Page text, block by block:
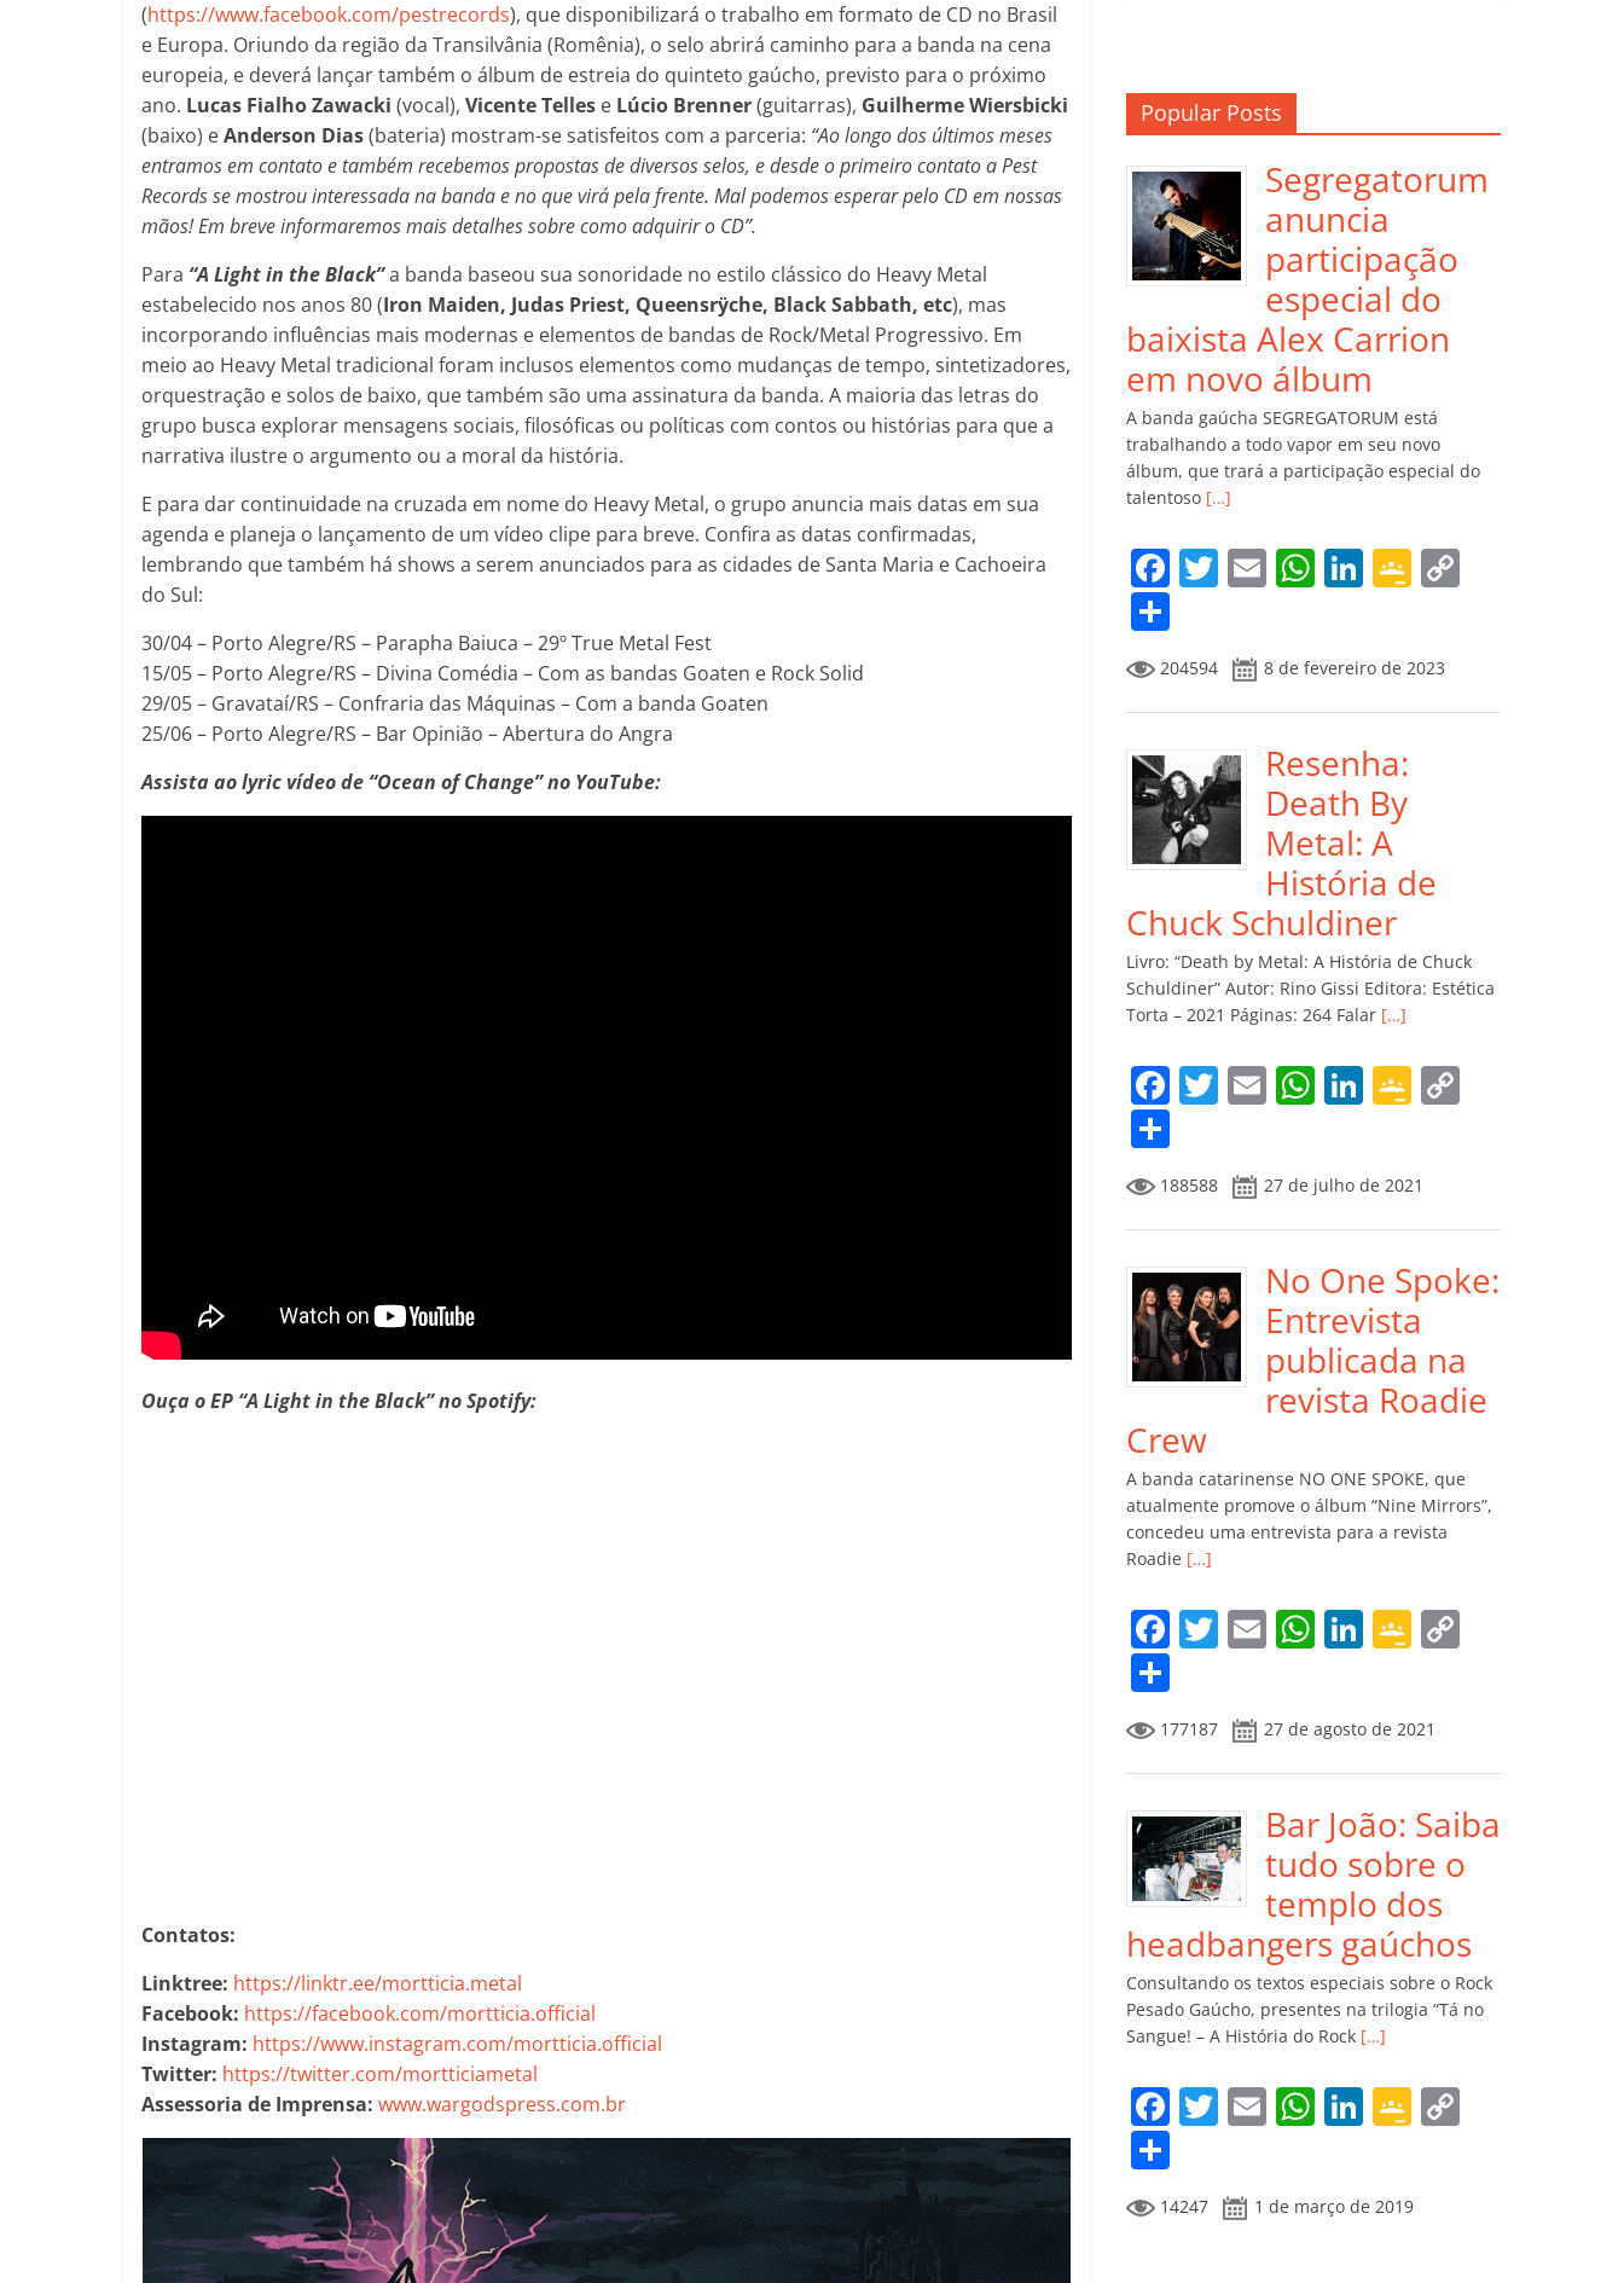
(https://www.facebook.com/pestrecords), que disponibilizará o trabalho em formato de CD no Brasil
e Europa. Oriundo da região da Transilvânia (Romênia), o selo abrirá caminho para a banda na cena
europeia, e deverá lançar também o álbum de estreia do quinteto gaúcho, previsto para o próximo
ano. Lucas Fialho Zawacki (vocal), Vicente Telles e Lúcio Brenner(guitarras), Guilherme Wiersbicki
(baixo) eAnderson Dias(bateria) mostram-se satisfeitos com a parceria: “Ao longo dos últimos meses
entramos em contato e também recebemos propostas de diversos selos, e desde o primeiro contato a Pest
Records se mostrou interessada na banda e no que virá pela frente. Mal podemos esperar pelo CD em nossas
mãos! Em breve informaremos mais detalhes sobre como adquirir o CD”.
Para “A Light in the Black”a banda baseou sua sonoridade no estilo clássico do Heavy Metal
estabelecido nos anos 80 (Iron Maiden, Judas Priest, Queensrÿche, Black Sabbath, etc), mas
incorporando influências mais modernas e elementos de bandas de Rock/Metal Progressivo. Em
meio ao Heavy Metal tradicional foram inclusos elementos como mudanças de tempo, sintetizadores,
orquestração e solos de baixo, que também são uma assinatura da banda. A maioria das letras do
grupo busca explorar mensagens sociais, filosóficas ou políticas com contos ou histórias para que a
narrativa ilustre o argumento ou a moral da história.
E para dar continuidade na cruzada em nome do Heavy Metal, o grupo anuncia mais datas em sua
agenda e planeja o lançamento de um vídeo clipe para breve. Confira as datas confirmadas,
lembrando que também há shows a serem anunciados para as cidades de Santa Maria e Cachoeira
do Sul:
30/04 – Porto Alegre/RS – Parapha Baiuca – 29º True Metal Fest
15/05 – Porto Alegre/RS – Divina Comédia – Com as bandas Goaten e Rock Solid
29/05 – Gravataí/RS – Confraria das Máquinas – Com a banda Goaten
25/06 – Porto Alegre/RS – Bar Opinião – Abertura do Angra
Assista ao lyric vídeo de “Ocean of Change” no YouTube:
Ouça o EP “A Light in the Black” no Spotify:
Contatos:
Linktree: https://linktr.ee/mortticia.metal
Facebook: https://facebook.com/mortticia.official
Instagram: https://www.instagram.com/mortticia.official
Twitter: https://twitter.com/mortticiametal
Assessoria de Imprensa: www.wargodspress.com.br
Popular Posts
Segregatorum
anuncia
participação
especial do
baixista Alex Carrion
em novo álbum
A banda gaúcha SEGREGATORUM está
trabalhando a todo vapor em seu novo
álbum, que trará a participação especial do
talentoso […]
F
e
b
o
o
k
T
itt
er
E
l
W
s
A
p
p
Li
e
dI
n
G
gl
e
ro
m
Li
o
m
p
ar
til
h
ar
204594 8 de fevereiro de 2023
Resenha:
Death By
Metal: A
História de
Chuck Schuldiner
Livro: “Death by Metal: A História de Chuck
Schuldiner” Autor: Rino Gissi Editora: Estética
Torta – 2021 Páginas: 264 Falar […]
F
e
b
o
o
k
T
itt
er
E
l
W
s
A
p
p
Li
e
dI
n
G
gl
e
Cl
a
ss
ro
m
Li
n
o
m
p
ar
til
h
ar
188588 27 de julho de 2021
No One Spoke:
Entrevista
publicada na
revista Roadie
Crew
A banda catarinense NO ONE SPOKE, que
atualmente promove o álbum “Nine Mirrors”,
concedeu uma entrevista para a revista
Roadie […]
F
e
b
o
o
k
T
itt
er
E
l
W
s
A
p
p
Li
e
dI
n
G
gl
e
Cl
a
ss
ro
o
m
Li
n
k
o
m
p
ar
til
h
ar
177187 27 de agosto de 2021
Bar João: Saiba
tudo sobre o
templo dos
headbangers gaúchos
Consultando os textos especiais sobre o Rock
Pesado Gaúcho, presentes na trilogia “Tá no
Sangue! – A História do Rock […]
F
e
T
itt
er
E
l
W
s
Li
e
G
gl
o
m
14247 1 de março de 2019